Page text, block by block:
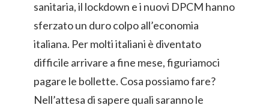
sanitaria, il lockdown e i nuovi DPCM hanno
sferzato un duro colpo all’economia
italiana. Per molti italiani è diventato
difficile arrivare a fine mese, figuriamoci
pagare le bollette. Cosa possiamo fare?
Nell’attesa di sapere quali saranno le